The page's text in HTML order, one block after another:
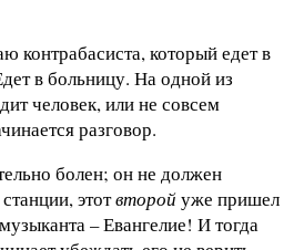
контрабасиста, который едет в
в больницу. На одной из
человек, или не совсем
разговор.
болен; он не должен
этотвторойуже пришел
– Евангелие! И тогда